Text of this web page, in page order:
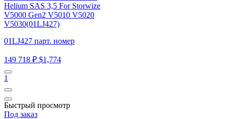
Helium SAS 3,5 For Storwize
V5000 Gen2 V5010 V5020
V5030(01LJ427)
01LJ427 парт. номер
149 718 ₽ $1,774
1
Быстрый просмотр
Под заказ